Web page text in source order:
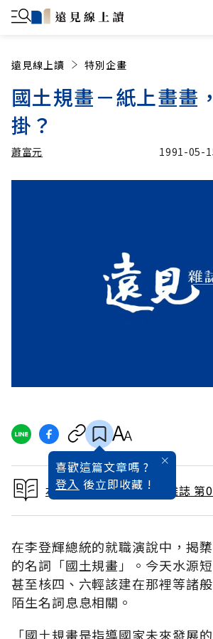
遠見線上讀 特別企畫
國土規畫－紙上畫畫
掛？
蕭富元 1991-05-
喜歡這篇文章嗎 ?
登入 後立即收藏 !
本文出自 1991 / 6月號雜誌 第
在李登輝總統的就職演說中，揭
的名詞「國土規畫」。今天水源
甚至核四、六輕該建在那裡等諸
陌生名詞息息相關。
「國土規畫是指導國家未來發展